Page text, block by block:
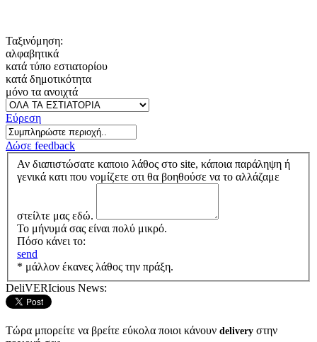
Ταξινόμηση:
αλφαβητικά
κατά τύπο εστιατορίου
κατά δημοτικότητα
μόνο τα ανοιχτά
Εύρεση
Δώσε feedback
Αν διαπιστώσατε καποιο λάθος στο site, κάποια παράληψη ή
γενικά κατι που νομίζετε οτι θα βοηθούσε να το αλλάζαμε
στείλτε μας εδώ.
Το μήνυμά σας είναι πολύ μικρό.
Πόσο κάνει το:
send
* μάλλον έκανες λάθος την πράξη.
DeliVERIcious News:
Τώρα μπορείτε να βρείτε εύκολα ποιοι κάνουν delivery στην